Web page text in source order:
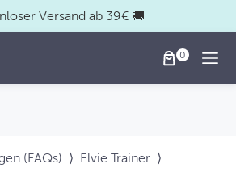
Versand ab 39€ 🚚
(FAQs) ⟩ Elvie Trainer ⟩